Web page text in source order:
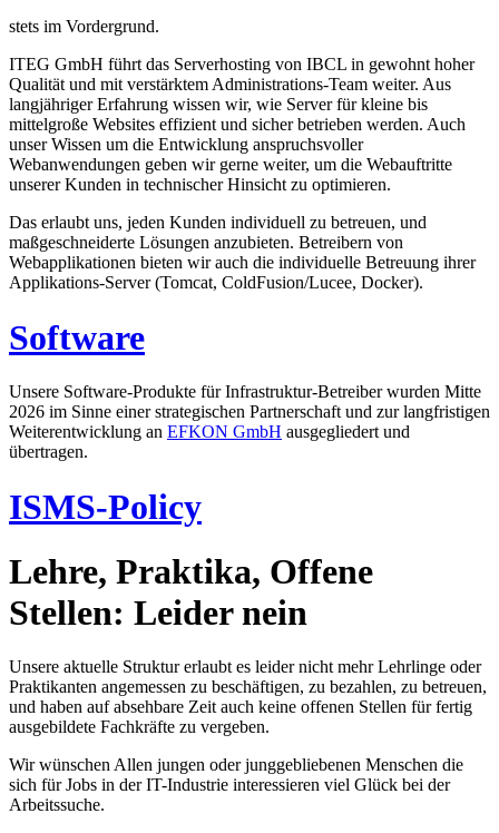
stets im Vordergrund.
ITEG GmbH führt das Serverhosting von IBCL in gewohnt hoher
Qualität und mit verstärktem Administrations-Team weiter. Aus
langjähriger Erfahrung wissen wir, wie Server für kleine bis
mittelgroße Websites effizient und sicher betrieben werden. Auch
unser Wissen um die Entwicklung anspruchsvoller
Webanwendungen geben wir gerne weiter, um die Webauftritte
unserer Kunden in technischer Hinsicht zu optimieren.
Das erlaubt uns, jeden Kunden individuell zu betreuen, und
maßgeschneiderte Lösungen anzubieten. Betreibern von
Webapplikationen bieten wir auch die individuelle Betreuung ihrer
Applikations-Server (Tomcat, ColdFusion/Lucee, Docker).
Software
Unsere Software-Produkte für Infrastruktur-Betreiber wurden Mitte
2026 im Sinne einer strategischen Partnerschaft und zur langfristigen
Weiterentwicklung an EFKON GmbH ausgegliedert und
übertragen.
ISMS-Policy
Lehre, Praktika, Offene
Stellen: Leider nein
Unsere aktuelle Struktur erlaubt es leider nicht mehr Lehrlinge oder
Praktikanten angemessen zu beschäftigen, zu bezahlen, zu betreuen,
und haben auf absehbare Zeit auch keine offenen Stellen für fertig
ausgebildete Fachkräfte zu vergeben.
Wir wünschen Allen jungen oder junggebliebenen Menschen die
sich für Jobs in der IT-Industrie interessieren viel Glück bei der
Arbeitssuche.